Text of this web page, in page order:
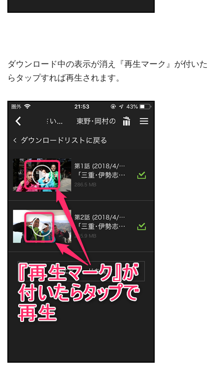
ダウンロード中の表示が消え『再生マーク』が付いた
らタップすれば再生されます。